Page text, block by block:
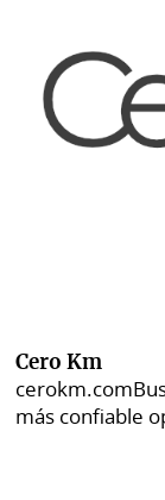
Cero Km
cerokm.com
más confiable